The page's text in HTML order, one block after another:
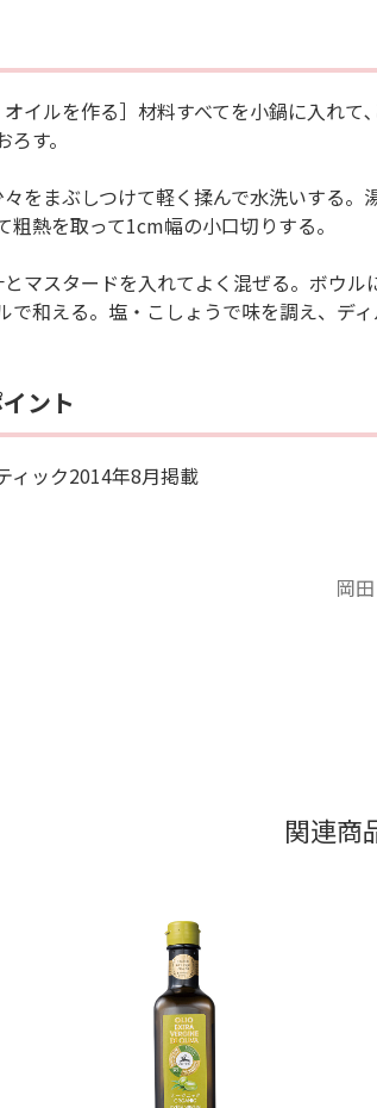
イルを作る］材料すべてを小鍋に入れ
す。
をまぶしつけて軽く揉んで水洗いする
粗熱を取って1cm幅の小口切りする。
マスタードを入れてよく混ぜる。ボウ
で和える。塩・こしょうで味を調え、デ
ント
ィック2014年8月掲載
岡
関連商